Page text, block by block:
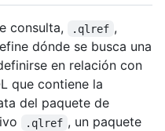
consulta, .qlref ,
dónde se busca una
en relación con
que contiene la
del paquete de
.qlref , un paquete